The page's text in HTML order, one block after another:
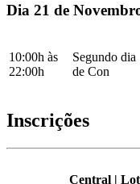
Dia 21 de
10:00h às
22:00h
Segundo dia
de Con
Inscrições
Central |